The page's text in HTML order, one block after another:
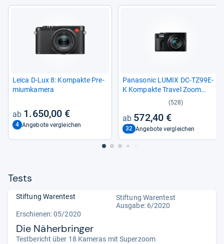
Leica D-​Lux 8: Kom­pakte Pre­
mi­um­ka­mera
1.650,00 €
4 Angebote vergleichen
Pana­so­nic LUMIX DC-​TZ99E-​
K Kom­pakte Tra­vel Zoom
(528)
572,40 €
32 Angebote vergleichen
Tests
Stiftung Warentest
Stiftung Warentest
Ausgabe: 6/2020
Erschienen: 05/2020
Die Näherbringer
Testbericht über 18 Kameras mit Superzoom